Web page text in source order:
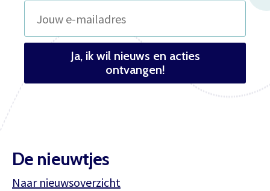
Ja, ik wil nieuws en acties
ontvangen!
De nieuwtjes
Naar nieuwsoverzicht